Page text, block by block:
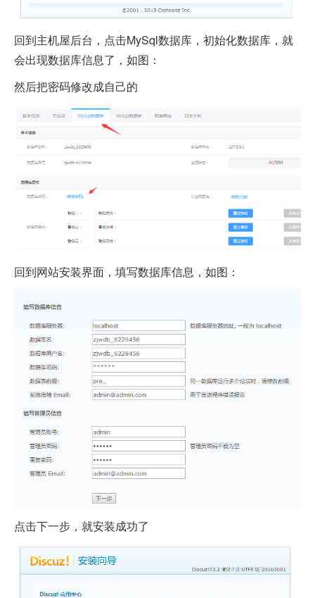
回到主机屋后台，点击MySql数据库，初始化数据库，就
会出现数据库信息了，如图：
然后把密码修改成自己的
回到网站安装界面，填写数据库信息，如图：
点击下一步，就安装成功了